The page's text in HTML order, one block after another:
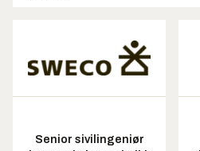
Senior sivilingeniør